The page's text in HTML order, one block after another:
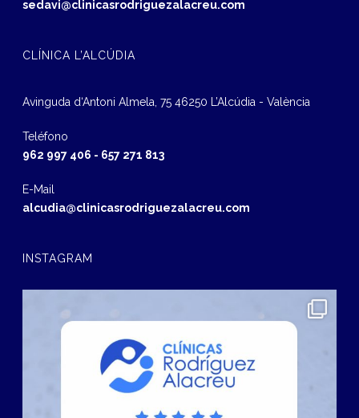
sedavi@clinicasrodriguezalacreu.com
CLÍNICA L’ALCÚDIA
Avinguda d‘Antoni Almela, 75 46250 L’Alcúdia - València
Teléfono
962 997 406 - 657 271 813
E-Mail
alcudia@clinicasrodriguezalacreu.com
INSTAGRAM